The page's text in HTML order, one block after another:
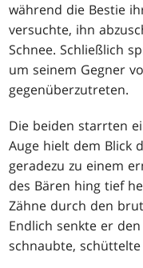
während die Bestie
versuchte, ihn
Schnee. Schließlich
um seinem Gegner
gegenüberzutreten.
Die beiden starrten
Auge hielt dem Blick
geradezu zu einem
des Bären hing tief
Zähne durch den
Endlich senkte er
schnaubte,